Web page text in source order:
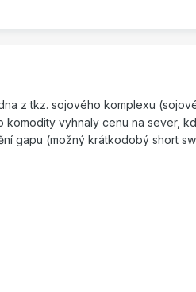
z tkz. sojového komplexu
vyhnaly cenu na sever,
gapu (možný krátkodobý short